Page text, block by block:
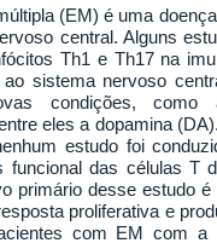
(EM) é uma
central. Alguns
Th1 e Th17 na
sistema nervoso
condições, como
eles a dopamina
estudo foi
funcional das células T
primário desse estudo
proliferativa e
com EM com a